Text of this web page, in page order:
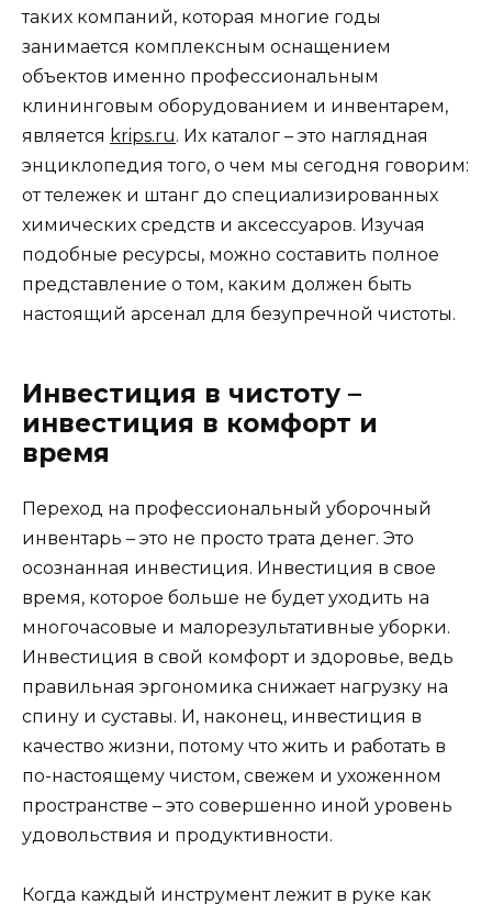
таких компаний, которая многие годы
занимается комплексным оснащением
объектов именно профессиональным
клининговым оборудованием и инвентарем,
является krips.ru. Их каталог – это наглядная
энциклопедия того, о чем мы сегодня говорим:
от тележек и штанг до специализированных
химических средств и аксессуаров. Изучая
подобные ресурсы, можно составить полное
представление о том, каким должен быть
настоящий арсенал для безупречной чистоты.
Инвестиция в чистоту –
инвестиция в комфорт и
время
Переход на профессиональный уборочный
инвентарь – это не просто трата денег. Это
осознанная инвестиция. Инвестиция в свое
время, которое больше не будет уходить на
многочасовые и малорезультативные уборки.
Инвестиция в свой комфорт и здоровье, ведь
правильная эргономика снижает нагрузку на
спину и суставы. И, наконец, инвестиция в
качество жизни, потому что жить и работать в
по-настоящему чистом, свежем и ухоженном
пространстве – это совершенно иной уровень
удовольствия и продуктивности.
Когда каждый инструмент лежит в руке как